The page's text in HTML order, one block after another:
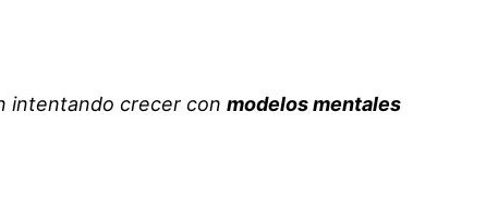
intentando crecer conmodelos mentales